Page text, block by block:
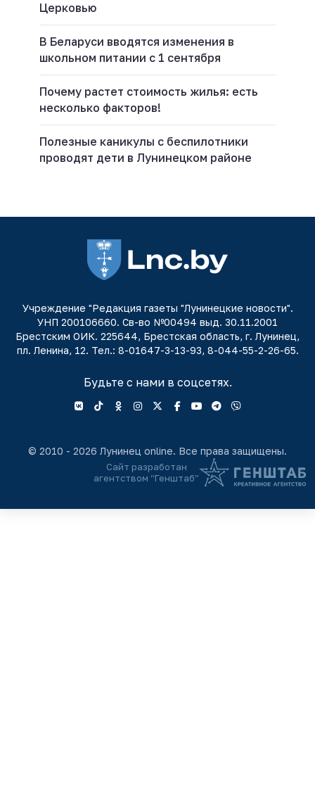
Церковью
В Беларуси вводятся изменения в
школьном питании с 1 сентября
Почему растет стоимость жилья: есть
несколько факторов!
Полезные каникулы с беспилотники
проводят дети в Лунинецком районе
Учреждение "Редакция газеты "Лунинецкие новости".
УНП 200106660. Св-во №00494 выд. 30.11.2001
Брестским ОИК. 225644, Брестская область, г. Лунинец,
пл. Ленина, 12. Тел.: 8-01647-3-13-93, 8-044-55-2-26-65.
Будьте с нами в соцсетях.
© 2010 - 2026 Лунинец online. Все права защищены.
Сайт разработан
агентством “Генштаб”